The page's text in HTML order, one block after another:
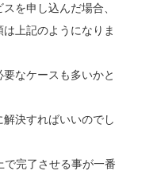
を申し込んだ場合、
上記のようになりま
なケースも多いかと
決すればいいのでし
で完了させる事が一番